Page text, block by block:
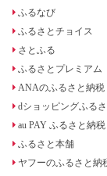
ふるなび
ふるさとチョイス
さとふる
ふるさとプレミアム
ANAのふるさと納税
dショッピングふる
au PAY ふるさと納税
ふるさと本舗
ヤフーのふるさと納